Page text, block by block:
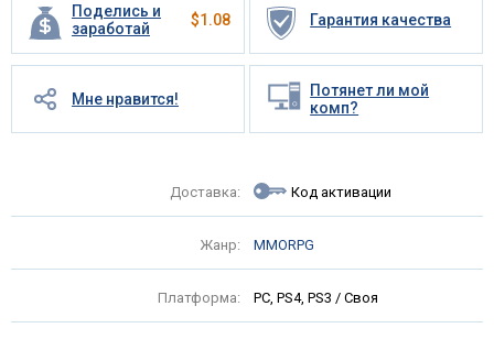
Поделись и
заработай
$1.08 Гарантия качества
Мне нравится!
Потянет ли мой
комп?
Доставка: Код активации
Жанр: MMORPG
Платформа: PC, PS4, PS3 / Своя